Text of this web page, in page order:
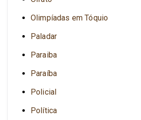
Olimpíadas em Tóquio
Paladar
Paraiba
Paraíba
Policial
Política